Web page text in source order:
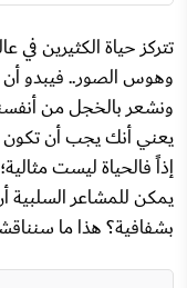
تتركز حياة الكثيرين في
وهوس الصور.. فيبدو
ونشعر بالخجل من
يعني أنك يجب أن تكون
إذاً فالحياة ليست
يمكن للمشاعر السلبية
بشفافية؟ هذا ما